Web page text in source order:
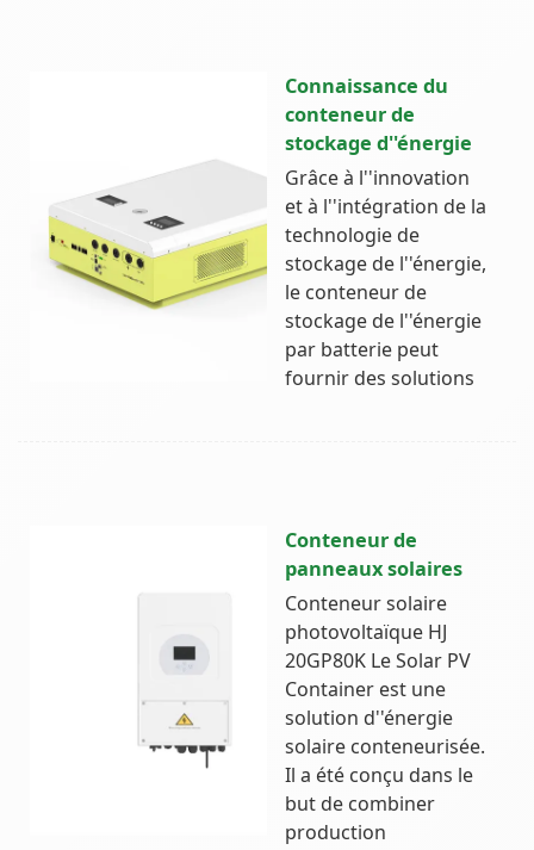
Connaissance du
conteneur de
stockage d''énergie
Grâce à l''innovation
et à l''intégration de la
technologie de
stockage de l''énergie,
le conteneur de
stockage de l''énergie
par batterie peut
fournir des solutions
Conteneur de
panneaux solaires
Conteneur solaire
photovoltaïque HJ
20GP80K Le Solar PV
Container est une
solution d''énergie
solaire conteneurisée.
Il a été conçu dans le
but de combiner
production